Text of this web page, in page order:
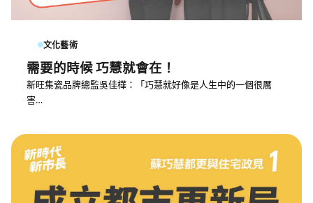
文化藝術
需要的時候 巧慧就會在！
新旺集瓷品牌總監吳佳樺：「巧慧就好像是人生中的一個很厲
害…